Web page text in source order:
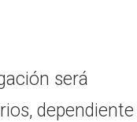
será
dependiente